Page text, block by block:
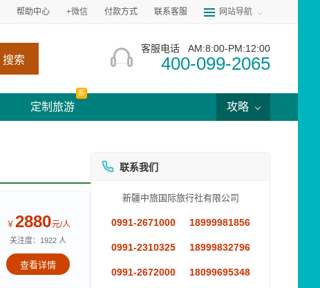
帮助中心 +微信 付款方式 联系客服 网站导航
搜索
客服电话 AM:8:00-PM:12:00
400-099-2065
定制旅游
新
攻略
￥ 2880元/人
关注度：1922 人
查看详情
联系我们
新疆中旅国际旅行社有限公司
0991-2671000 18999981856
0991-2310325 18999832796
0991-2672000 18099695348